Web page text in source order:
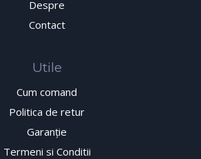
Despre
Contact
Utile
Cum comand
Politica de retur
Garanţie
Termeni si Conditii